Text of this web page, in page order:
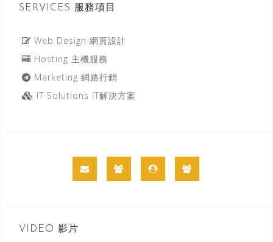
SERVICES 服務項目
Web Design 網頁設計
Hosting 主機服務
Marketing 網路行銷
IT Solutions IT解決方案
VIDEO 影片